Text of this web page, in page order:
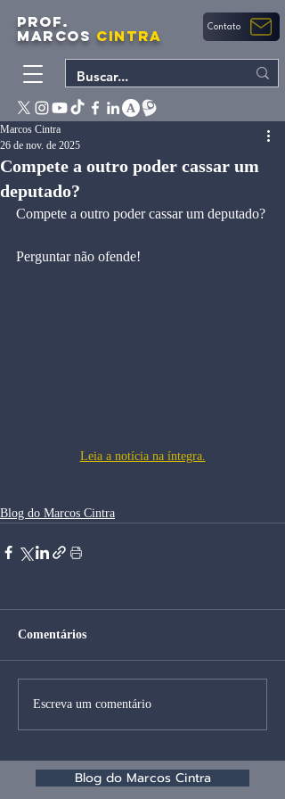
PROF.
MARCOS CINTRA Contato
Compete a outro poder cassar um
deputado?
Marcos Cintra
26 de nov. de 2025
Compete a outro poder cassar um deputado?
Perguntar não ofende!
Leia a notícia na íntegra.
Blog do Marcos Cintra
Comentários
Escreva um comentário
Blog do Marcos Cintra